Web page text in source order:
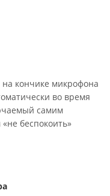
кончике микрофона
во время
самим
беспокоить»